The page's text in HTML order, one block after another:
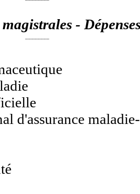
-
d'assurance maladie-